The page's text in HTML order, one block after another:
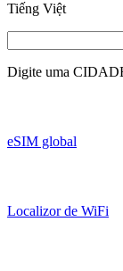
Tiếng Việt
Digite uma
eSIM global
Localizor de WiFi